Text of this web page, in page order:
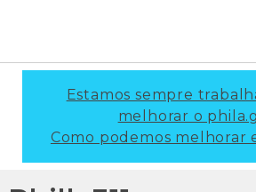
Estamos sempre
melhorar o
Como podemos melhorar